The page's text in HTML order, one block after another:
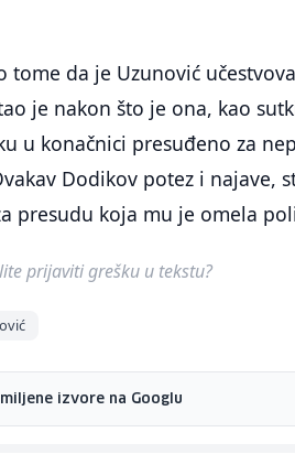
tome da je Uzunović
je nakon što je ona, kao
u konačnici presuđeno za
Dodikov potez i najave,
presudu koja mu je omela
prijaviti grešku u tekstu?
izvore na Googlu